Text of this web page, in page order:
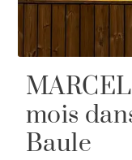
mois
Baule